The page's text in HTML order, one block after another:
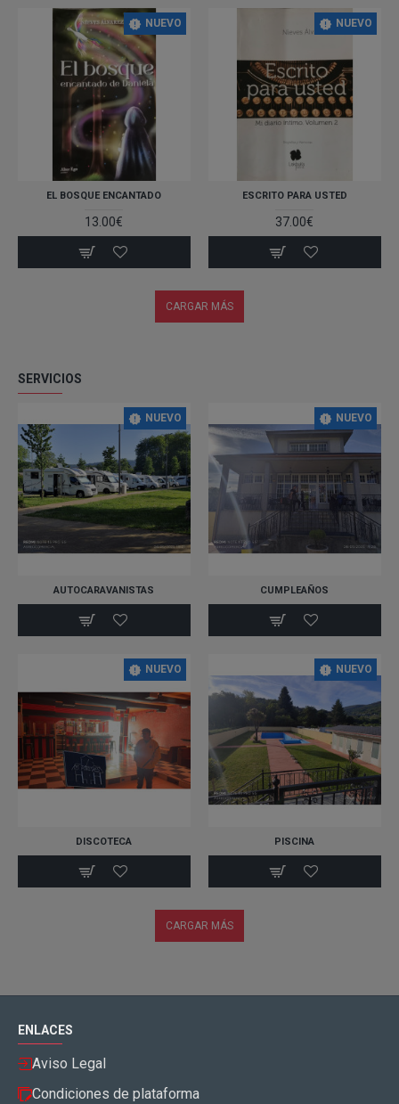
NUEVO
EL BOSQUE ENCANTADO
13.00€
NUEVO
ESCRITO PARA USTED
37.00€
CARGAR MÁS
SERVICIOS
NUEVO
AUTOCARAVANISTAS
NUEVO
CUMPLEAÑOS
NUEVO
DISCOTECA
NUEVO
PISCINA
CARGAR MÁS
ENLACES
Aviso Legal
Condiciones de plataforma